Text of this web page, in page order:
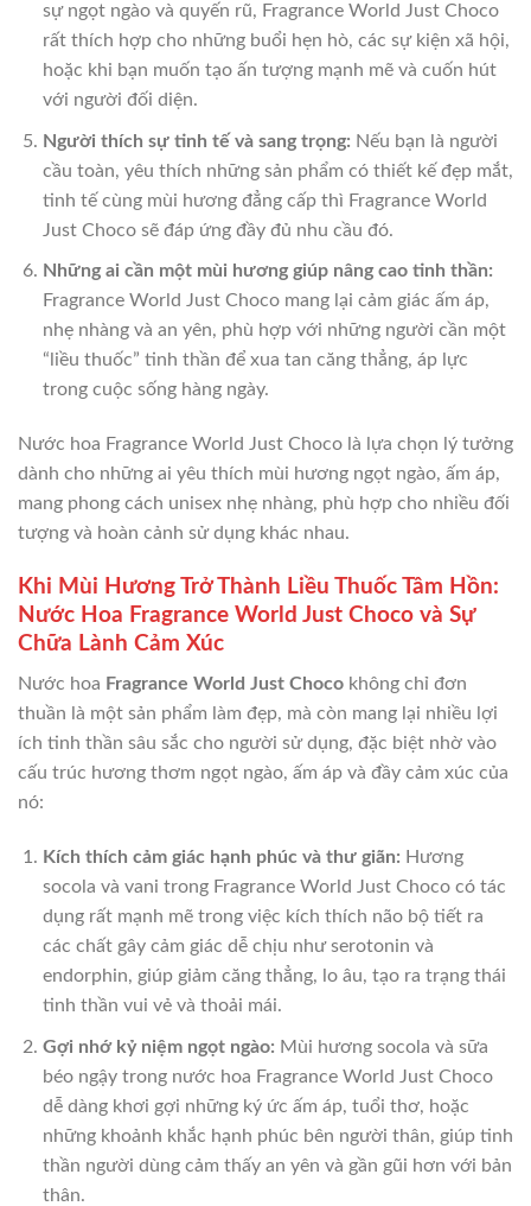
sự ngọt ngào và quyến rũ, Fragrance World Just Choco
rất thích hợp cho những buổi hẹn hò, các sự kiện xã hội,
hoặc khi bạn muốn tạo ấn tượng mạnh mẽ và cuốn hút
với người đối diện.
Người thích sự tinh tế và sang trọng: Nếu bạn là người
cầu toàn, yêu thích những sản phẩm có thiết kế đẹp mắt,
tinh tế cùng mùi hương đẳng cấp thì Fragrance World
Just Choco sẽ đáp ứng đầy đủ nhu cầu đó.
Những ai cần một mùi hương giúp nâng cao tinh thần:
Fragrance World Just Choco mang lại cảm giác ấm áp,
nhẹ nhàng và an yên, phù hợp với những người cần một
“liều thuốc” tinh thần để xua tan căng thẳng, áp lực
trong cuộc sống hàng ngày.
Nước hoa Fragrance World Just Choco là lựa chọn lý tưởng
dành cho những ai yêu thích mùi hương ngọt ngào, ấm áp,
mang phong cách unisex nhẹ nhàng, phù hợp cho nhiều đối
tượng và hoàn cảnh sử dụng khác nhau.
Khi Mùi Hương Trở Thành Liều Thuốc Tâm Hồn:
Nước Hoa Fragrance World Just Choco và Sự
Chữa Lành Cảm Xúc
Nước hoa Fragrance World Just Choco không chỉ đơn
thuần là một sản phẩm làm đẹp, mà còn mang lại nhiều lợi
ích tinh thần sâu sắc cho người sử dụng, đặc biệt nhờ vào
cấu trúc hương thơm ngọt ngào, ấm áp và đầy cảm xúc của
nó:
Kích thích cảm giác hạnh phúc và thư giãn: Hương
socola và vani trong Fragrance World Just Choco có tác
dụng rất mạnh mẽ trong việc kích thích não bộ tiết ra
các chất gây cảm giác dễ chịu như serotonin và
endorphin, giúp giảm căng thẳng, lo âu, tạo ra trạng thái
tinh thần vui vẻ và thoải mái.
Gợi nhớ kỷ niệm ngọt ngào: Mùi hương socola và sữa
béo ngậy trong nước hoa Fragrance World Just Choco
dễ dàng khơi gợi những ký ức ấm áp, tuổi thơ, hoặc
những khoảnh khắc hạnh phúc bên người thân, giúp tinh
thần người dùng cảm thấy an yên và gần gũi hơn với bản
thân.